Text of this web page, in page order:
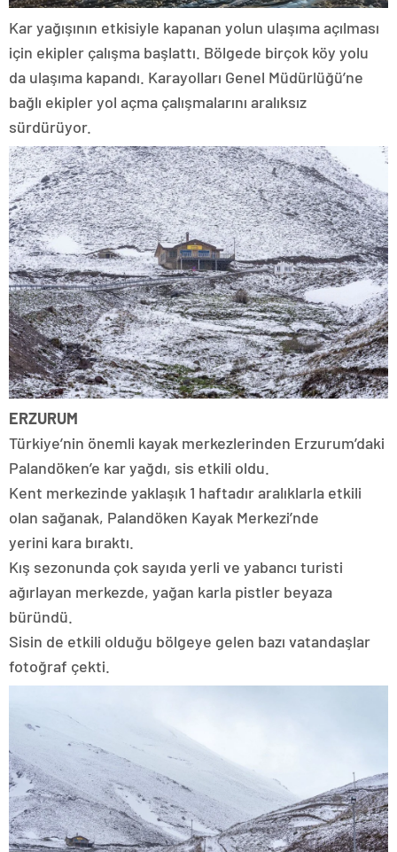
Kar yağışının etkisiyle kapanan yolun ulaşıma açılması
için ekipler çalışma başlattı. Bölgede birçok köy yolu
da ulaşıma kapandı. Karayolları Genel Müdürlüğü’ne
bağlı ekipler yol açma çalışmalarını aralıksız
sürdürüyor.
ERZURUM
Türkiye’nin önemli kayak merkezlerinden Erzurum’daki
Palandöken’e kar yağdı, sis etkili oldu.
Kent merkezinde yaklaşık 1 haftadır aralıklarla etkili
olan sağanak, Palandöken Kayak Merkezi’nde
yerini kara bıraktı.
Kış sezonunda çok sayıda yerli ve yabancı turisti
ağırlayan merkezde, yağan karla pistler beyaza
büründü.
Sisin de etkili olduğu bölgeye gelen bazı vatandaşlar
fotoğraf çekti.